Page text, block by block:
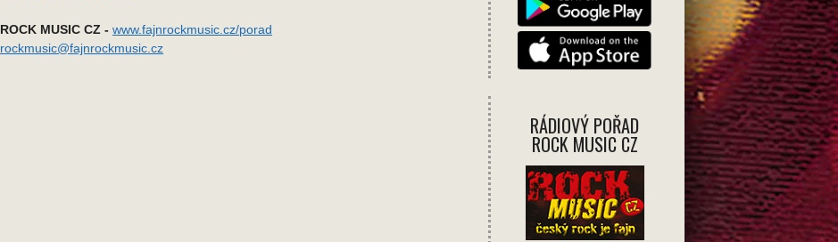
ROCK MUSIC CZ - www.fajnrockmusic.cz/porad
rockmusic@fajnrockmusic.cz
RÁDIOVÝ POŘAD
ROCK MUSIC CZ